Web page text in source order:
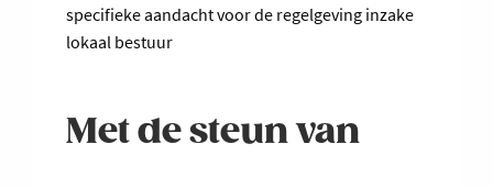
specifieke aandacht voor de regelgeving inzake
lokaal bestuur
Met de steun van